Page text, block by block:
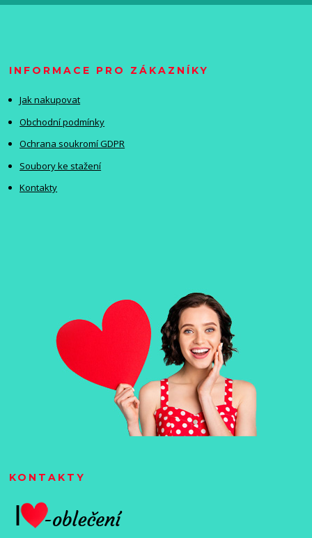
INFORMACE PRO ZÁKAZNÍKY
Jak nakupovat
Obchodní podmínky
Ochrana soukromí GDPR
Soubory ke stažení
Kontakty
KONTAKTY